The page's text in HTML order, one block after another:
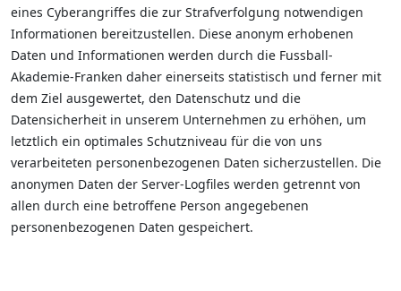
eines Cyberangriffes die zur Strafverfolgung notwendigen
Informationen bereitzustellen. Diese anonym erhobenen
Daten und Informationen werden durch die Fussball-
Akademie-Franken daher einerseits statistisch und ferner mit
dem Ziel ausgewertet, den Datenschutz und die
Datensicherheit in unserem Unternehmen zu erhöhen, um
letztlich ein optimales Schutzniveau für die von uns
verarbeiteten personenbezogenen Daten sicherzustellen. Die
anonymen Daten der Server-Logfiles werden getrennt von
allen durch eine betroffene Person angegebenen
personenbezogenen Daten gespeichert.